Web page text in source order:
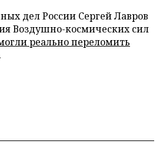
дел России Сергей Лавров
Воздушно-космических сил
реально переломить